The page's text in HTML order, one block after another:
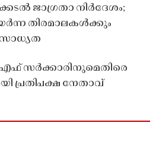
ജാഗ്രതാ നിർദേശം;
തിരമാലകൾക്കും
സർക്കാരിനുമെതിരെ
പ്രതിപക്ഷ നേതാവ്